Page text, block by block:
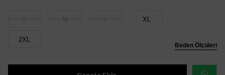
Beden Ölçüleri
XL
2XL